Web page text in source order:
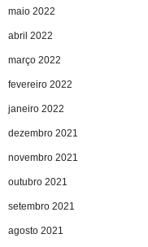
maio 2022
abril 2022
março 2022
fevereiro 2022
janeiro 2022
dezembro 2021
novembro 2021
outubro 2021
setembro 2021
agosto 2021